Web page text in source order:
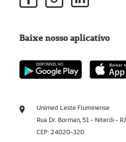
Unimed Leste Fluminense
Rua Dr. Borman, 51 - Niterói - RJ
CEP: 24020-320
Baixe nosso aplicativo